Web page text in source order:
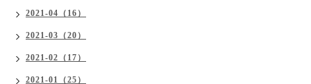
2021-04（16）
2021-03（20）
2021-02（17）
2021-01（25）